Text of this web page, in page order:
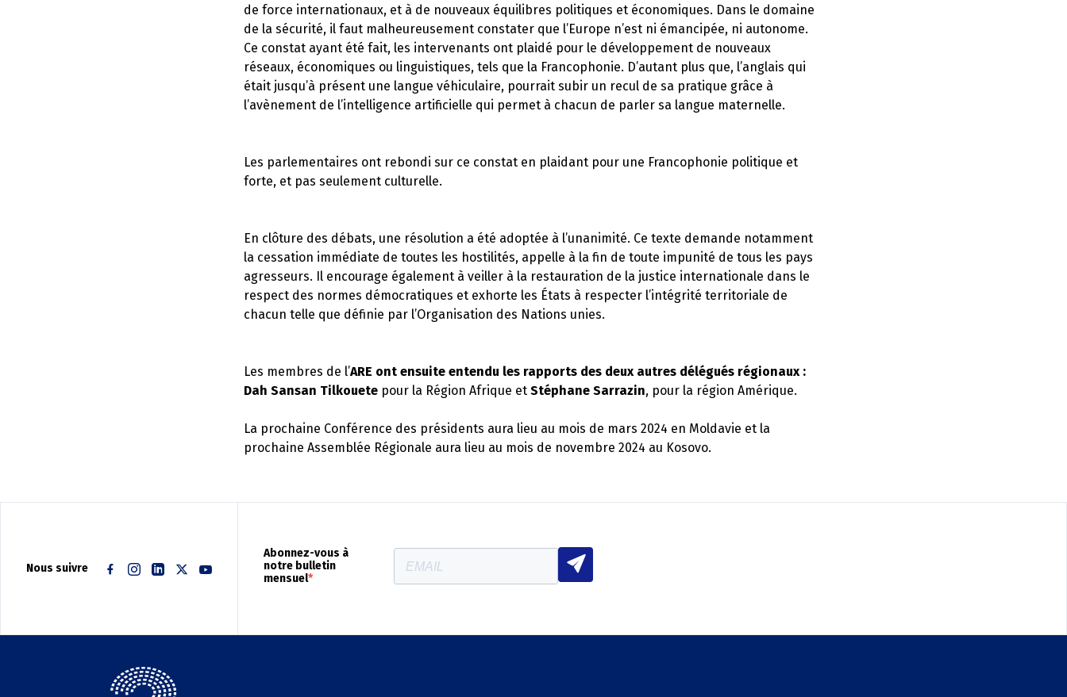
de force internationaux, et à de nouveaux équilibres politiques et économiques. Dans le domaine
de la sécurité, il faut malheureusement constater que l’Europe n’est ni émancipée, ni autonome.
Ce constat ayant été fait, les intervenants ont plaidé pour le développement de nouveaux
réseaux, économiques ou linguistiques, tels que la Francophonie. D’autant plus que, l’anglais qui
était jusqu’à présent une langue véhiculaire, pourrait subir un recul de sa pratique grâce à
l’avènement de l’intelligence artificielle qui permet à chacun de parler sa langue maternelle.
Les parlementaires ont rebondi sur ce constat en plaidant pour une Francophonie politique et
forte, et pas seulement culturelle.
En clôture des débats, une résolution a été adoptée à l’unanimité. Ce texte demande notamment
la cessation immédiate de toutes les hostilités, appelle à la fin de toute impunité de tous les pays
agresseurs. Il encourage également à veiller à la restauration de la justice internationale dans le
respect des normes démocratiques et exhorte les États à respecter l’intégrité territoriale de
chacun telle que définie par l’Organisation des Nations unies.
Les membres de l’ARE ont ensuite entendu les rapports des deux autres délégués régionaux :
Dah Sansan Tilkouete pour la Région Afrique et Stéphane Sarrazin, pour la région Amérique.
La prochaine Conférence des présidents aura lieu au mois de mars 2024 en Moldavie et la
prochaine Assemblée Régionale aura lieu au mois de novembre 2024 au Kosovo.
Nous suivre
Abonnez-vous à
notre bulletin
mensuel